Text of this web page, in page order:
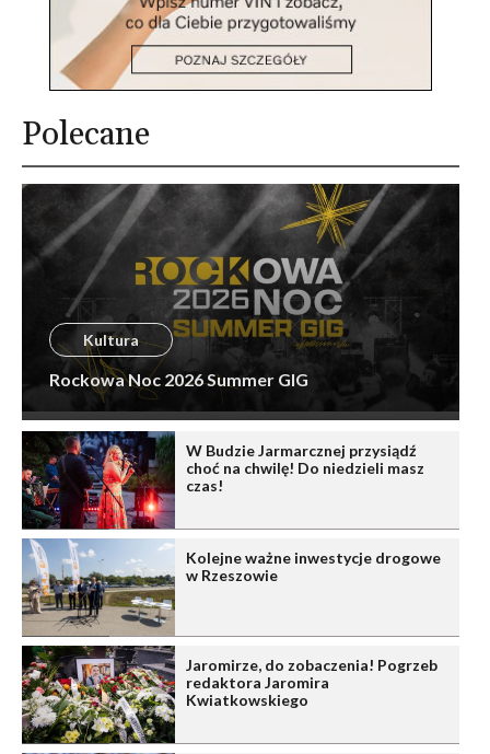
Polecane
Kultura
Rockowa Noc 2026 Summer GIG
W Budzie Jarmarcznej przysiądź
choć na chwilę! Do niedzieli masz
czas!
Kolejne ważne inwestycje drogowe
w Rzeszowie
Jaromirze, do zobaczenia! Pogrzeb
redaktora Jaromira
Kwiatkowskiego